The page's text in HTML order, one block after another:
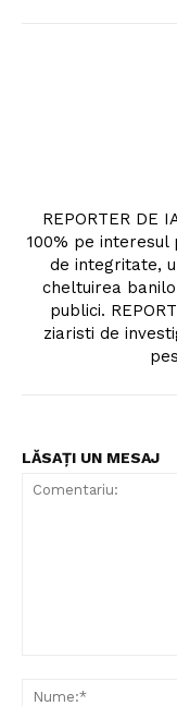
REPORTER DE
100% pe interesul
de integritate,
cheltuirea
publici.
ziaristi de
LĂSAȚI UN MESAJ